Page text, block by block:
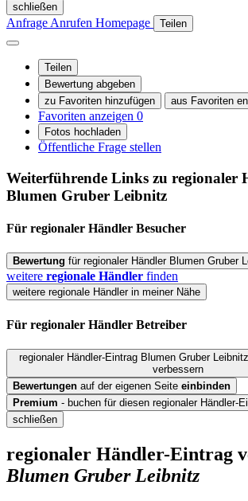
schließen
Anfrage Anrufen Homepage Teilen
Teilen
Bewertung abgeben
zu Favoriten hinzufügen
aus Favoriten
Favoriten anzeigen 0
Fotos hochladen
Öffentliche Frage stellen
Weiterführende Links zu regionaler
Blumen Gruber Leibnitz
Für regionaler Händler Besucher
Bewertung für regionaler Händler Blumen Gruber
weitere regionale Händler finden
weitere regionale Händler in meiner Nähe
Für regionaler Händler Betreiber
regionaler Händler-Eintrag Blumen Gruber Leibnitz
verbessern
Bewertungen auf der eigenen Seite einbinden
Premium - buchen für diesen regionaler Händler-
schließen
regionaler Händler-Eintrag
Blumen Gruber Leibnitz